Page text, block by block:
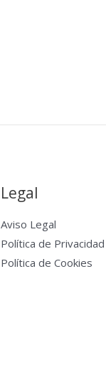
Legal
Aviso Legal
Política de Privacidad
Política de Cookies